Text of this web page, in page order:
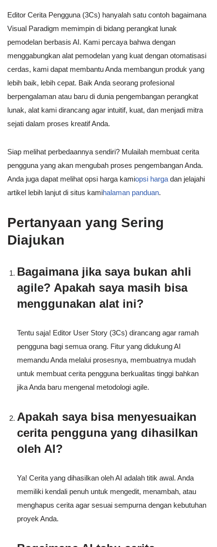
Editor Cerita Pengguna (3Cs) hanyalah satu contoh bagaimana
Visual Paradigm memimpin di bidang perangkat lunak
pemodelan berbasis AI. Kami percaya bahwa dengan
menggabungkan alat pemodelan yang kuat dengan otomatisasi
cerdas, kami dapat membantu Anda membangun produk yang
lebih baik, lebih cepat. Baik Anda seorang profesional
berpengalaman atau baru di dunia pengembangan perangkat
lunak, alat kami dirancang agar intuitif, kuat, dan menjadi mitra
sejati dalam proses kreatif Anda.
Siap melihat perbedaannya sendiri? Mulailah membuat cerita
pengguna yang akan mengubah proses pengembangan Anda.
Anda juga dapat melihat opsi harga kamiopsi hargadan jelajahi
artikel lebih lanjut di situs kamihalaman panduan.
Pertanyaan yang Sering
Diajukan
Bagaimana jika saya bukan ahli
agile? Apakah saya masih bisa
menggunakan alat ini?
Tentu saja! Editor User Story (3Cs) dirancang agar ramah
pengguna bagi semua orang. Fitur yang didukung AI
memandu Anda melalui prosesnya, membuatnya mudah
untuk membuat cerita pengguna berkualitas tinggi bahkan
jika Anda baru mengenal metodologi agile.
Apakah saya bisa menyesuaikan
cerita pengguna yang dihasilkan
oleh AI?
Ya! Cerita yang dihasilkan oleh AI adalah titik awal. Anda
memiliki kendali penuh untuk mengedit, menambah, atau
menghapus cerita agar sesuai sempurna dengan kebutuhan
proyek Anda.